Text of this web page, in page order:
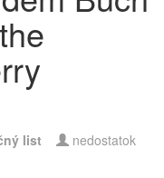
list nedostatok